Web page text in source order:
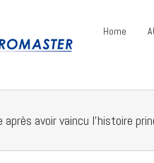
Home
après avoir vaincu l’histoire